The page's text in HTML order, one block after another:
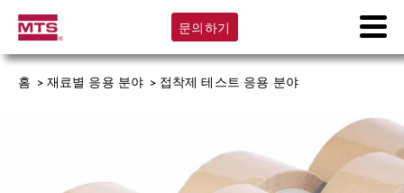
문의하기
홈 > 재료별 응용 분야 > 접착제 테스트 응용 분야